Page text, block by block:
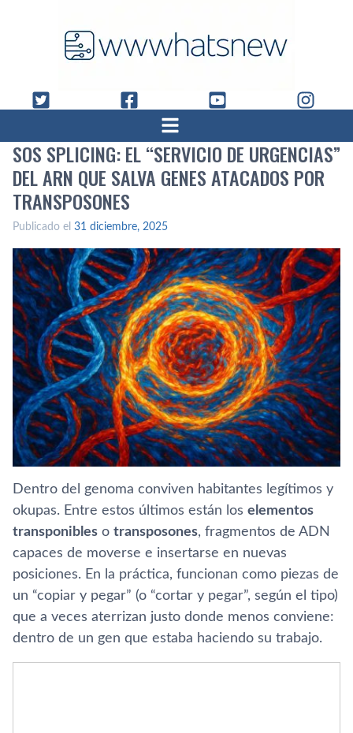
SOS SPLICING: EL “SERVICIO DE URGENCIAS”
DEL ARN QUE SALVA GENES ATACADOS POR
TRANSPOSONES
Publicado el 31 diciembre, 2025
Dentro del genoma conviven habitantes legítimos y
okupas. Entre estos últimos están los elementos
transponibles o transposones, fragmentos de ADN
capaces de moverse e insertarse en nuevas
posiciones. En la práctica, funcionan como piezas de
un “copiar y pegar” (o “cortar y pegar”, según el tipo)
que a veces aterrizan justo donde menos conviene:
dentro de un gen que estaba haciendo su trabajo.